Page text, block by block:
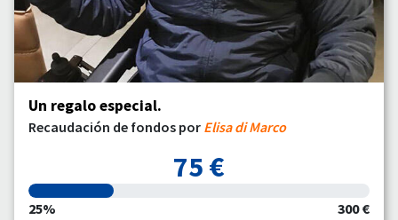
Un regalo especial.
Recaudación de fondos por Elisa di Marco
75 €
25%
300 €